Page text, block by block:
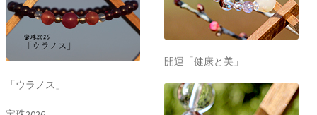
「ウラノス」
開運「健康と美」